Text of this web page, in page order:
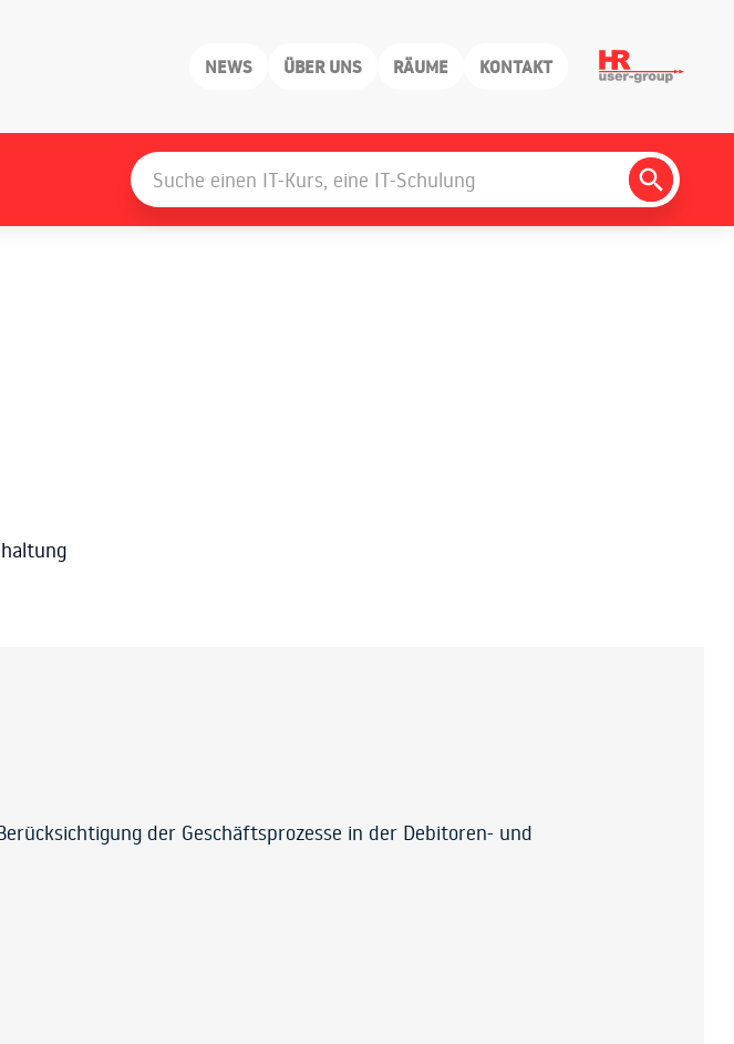
NEWS ÜBER UNS RÄUME KONTAKT
Search
Search
Button
der Geschäftsprozesse in der Debitoren- und